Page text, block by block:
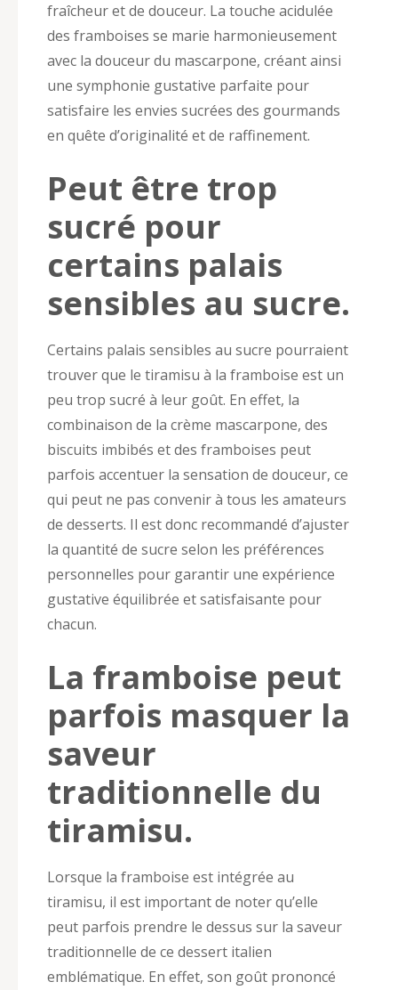
fraîcheur et de douceur. La touche acidulée
des framboises se marie harmonieusement
avec la douceur du mascarpone, créant ainsi
une symphonie gustative parfaite pour
satisfaire les envies sucrées des gourmands
en quête d’originalité et de raffinement.
Peut être trop
sucré pour
certains palais
sensibles au sucre.
Certains palais sensibles au sucre pourraient
trouver que le tiramisu à la framboise est un
peu trop sucré à leur goût. En effet, la
combinaison de la crème mascarpone, des
biscuits imbibés et des framboises peut
parfois accentuer la sensation de douceur, ce
qui peut ne pas convenir à tous les amateurs
de desserts. Il est donc recommandé d’ajuster
la quantité de sucre selon les préférences
personnelles pour garantir une expérience
gustative équilibrée et satisfaisante pour
chacun.
La framboise peut
parfois masquer la
saveur
traditionnelle du
tiramisu.
Lorsque la framboise est intégrée au
tiramisu, il est important de noter qu’elle
peut parfois prendre le dessus sur la saveur
traditionnelle de ce dessert italien
emblématique. En effet, son goût prononcé